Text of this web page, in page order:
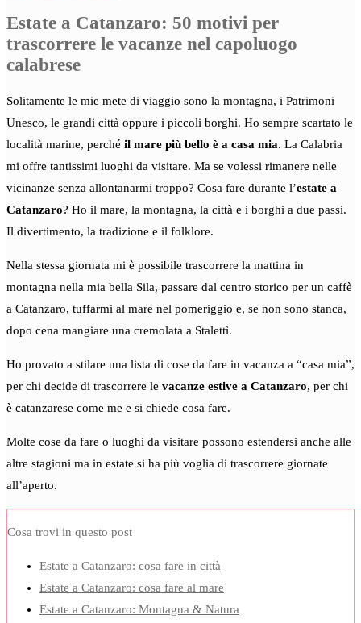
Estate a Catanzaro: 50 motivi per
trascorrere le vacanze nel capoluogo
calabrese
Solitamente le mie mete di viaggio sono la montagna, i Patrimoni
Unesco, le grandi città oppure i piccoli borghi. Ho sempre scartato le
località marine, perché il mare più bello è a casa mia. La Calabria
mi offre tantissimi luoghi da visitare. Ma se volessi rimanere nelle
vicinanze senza allontanarmi troppo? Cosa fare durante l’estate a
Catanzaro? Ho il mare, la montagna, la città e i borghi a due passi.
Il divertimento, la tradizione e il folklore.
Nella stessa giornata mi è possibile trascorrere la mattina in
montagna nella mia bella Sila, passare dal centro storico per un caffè
a Catanzaro, tuffarmi al mare nel pomeriggio e, se non sono stanca,
dopo cena mangiare una cremolata a Stalettì.
Ho provato a stilare una lista di cose da fare in vacanza a “casa mia”,
per chi decide di trascorrere le vacanze estive a Catanzaro, per chi
è catanzarese come me e si chiede cosa fare.
Molte cose da fare o luoghi da visitare possono estendersi anche alle
altre stagioni ma in estate si ha più voglia di trascorrere giornate
all’aperto.
Cosa trovi in questo post
Estate a Catanzaro: cosa fare in città
Estate a Catanzaro: cosa fare al mare
Estate a Catanzaro: Montagna & Natura